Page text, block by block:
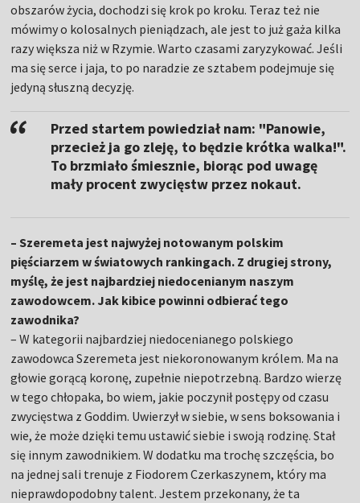
obszarów życia, dochodzi się krok po kroku. Teraz też nie
mówimy o kolosalnych pieniądzach, ale jest to już gaża kilka
razy większa niż w Rzymie. Warto czasami zaryzykować. Jeśli
ma się serce i jaja, to po naradzie ze sztabem podejmuje się
jedyną słuszną decyzję.
Przed startem powiedział nam: "Panowie,
przecież ja go zleję, to będzie krótka walka!".
To brzmiało śmiesznie, biorąc pod uwagę
mały procent zwycięstw przez nokaut.
– Szeremeta jest najwyżej notowanym polskim
pięściarzem w światowych rankingach. Z drugiej strony,
myślę, że jest najbardziej niedocenianym naszym
zawodowcem. Jak kibice powinni odbierać tego
zawodnika?
– W kategorii najbardziej niedocenianego polskiego
zawodowca Szeremeta jest niekoronowanym królem. Ma na
głowie gorącą koronę, zupełnie niepotrzebną. Bardzo wierzę
w tego chłopaka, bo wiem, jakie poczynił postępy od czasu
zwycięstwa z Goddim. Uwierzył w siebie, w sens boksowania i
wie, że może dzięki temu ustawić siebie i swoją rodzinę. Stał
się innym zawodnikiem. W dodatku ma trochę szczęścia, bo
na jednej sali trenuje z Fiodorem Czerkaszynem, który ma
nieprawdopodobny talent. Jestem przekonany, że ta